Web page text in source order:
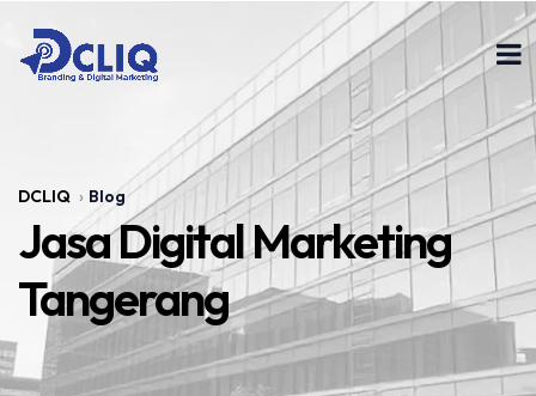
DCLIQ Blog
Jasa Digital Marketing
Tangerang